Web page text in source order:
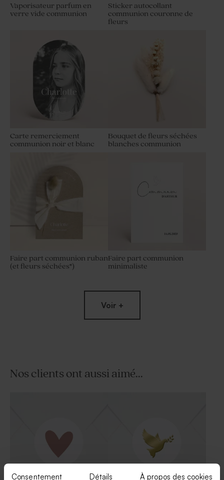
Consentement Détails À propos des cookies
Vaporisateur parfum en
verre vide communion
Sticker autocollant
communion couronne de
fleurs
Carte remerciement
communion noir et blanc
Bouquet de fleurs séchées
blanches communion
Faire part communion ruban
(et fleurs séchées*)
Faire part communion
minimaliste
Voir +
Nos clients ont aussi aimé...